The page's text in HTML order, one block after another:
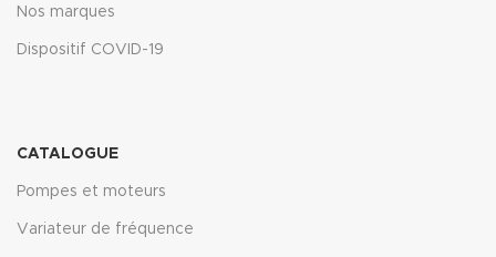
Nos marques
Dispositif COVID-19
CATALOGUE
Pompes et moteurs
Variateur de fréquence